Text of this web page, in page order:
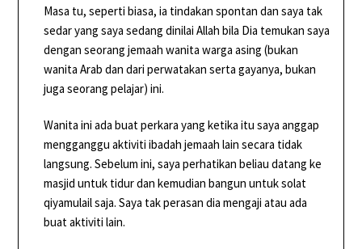
Masa tu, seperti biasa, ia tindakan spontan dan saya tak
sedar yang saya sedang dinilai Allah bila Dia temukan saya
dengan seorang jemaah wanita warga asing (bukan
wanita Arab dan dari perwatakan serta gayanya, bukan
juga seorang pelajar) ini.
Wanita ini ada buat perkara yang ketika itu saya anggap
mengganggu aktiviti ibadah jemaah lain secara tidak
langsung. Sebelum ini, saya perhatikan beliau datang ke
masjid untuk tidur dan kemudian bangun untuk solat
qiyamulail saja. Saya tak perasan dia mengaji atau ada
buat aktiviti lain.